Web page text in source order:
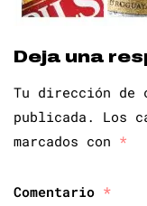
Deja una
Tu dirección de
publicada.
Los
marcados con *
Comentario *